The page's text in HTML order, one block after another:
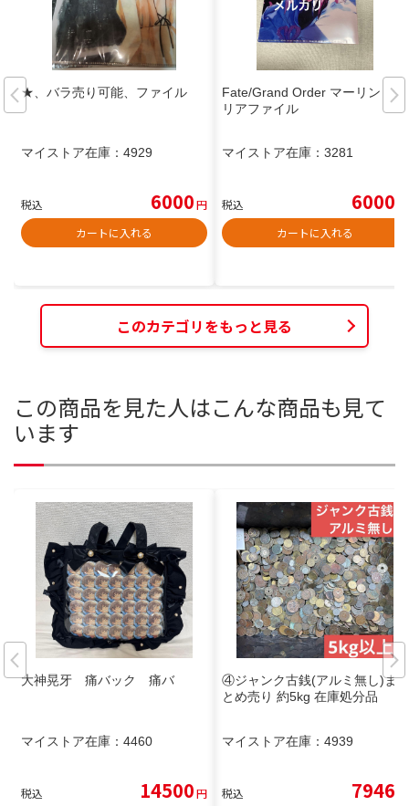
★、バラ売り可能、ファイル
マイストア在庫： 4929
税込 6000円
カートに入れる
Fate/Grand Order マーリン ク
リアファイル
マイストア在庫： 3281
税込 6000
カートに入れる
このカテゴリをもっと見る
この商品を見た人はこんな商品も見て
います
大神晃牙 痛バック 痛バ
マイストア在庫： 4460
税込 14500円
④ジャンク古銭(アルミ無し)ま
とめ売り 約5kg 在庫処分品
マイストア在庫： 4939
税込 7946